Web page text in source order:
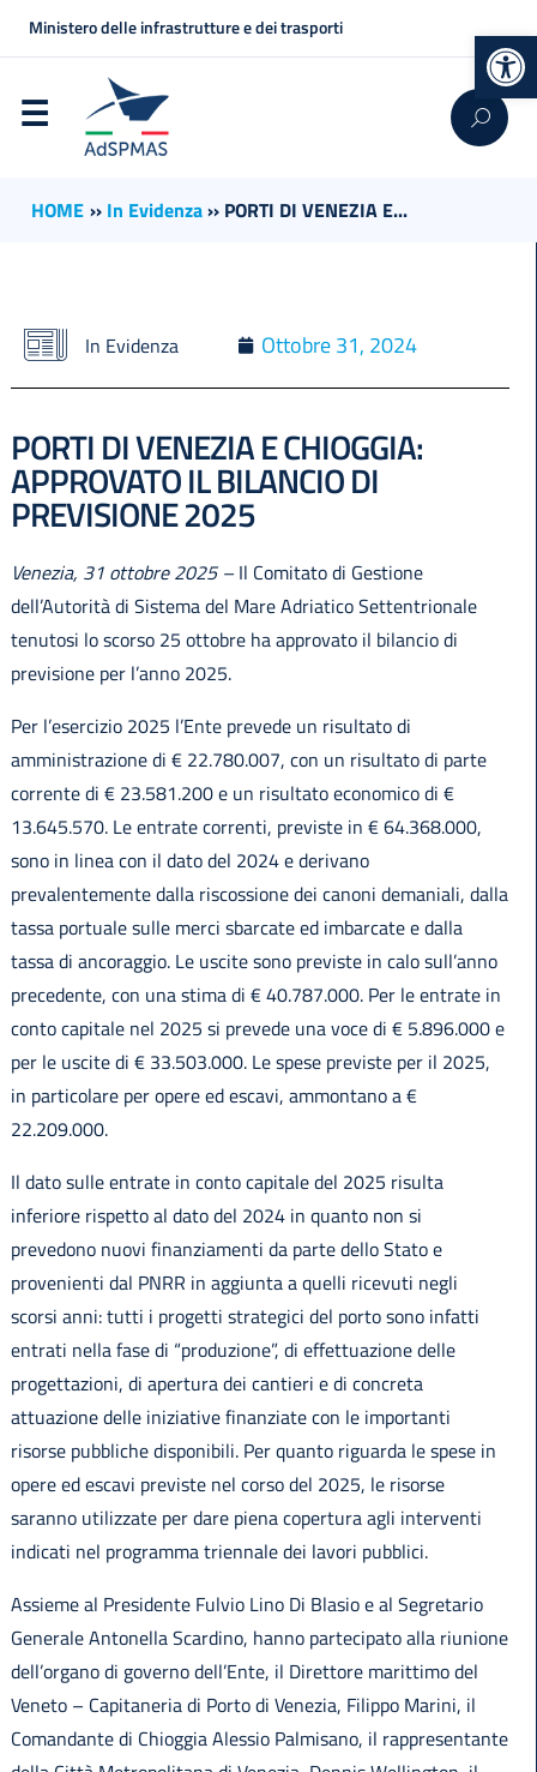
Ministero delle infrastrutture e dei trasporti
HOME ›› In Evidenza›› PORTI DI VENEZIA E...
In Evidenza Ottobre 31, 2024
PORTI DI VENEZIA E CHIOGGIA:
APPROVATO IL BILANCIO DI
PREVISIONE 2025
Venezia, 31 ottobre 2025 –Il Comitato di Gestione
dell’Autorità di Sistema del Mare Adriatico Settentrionale
tenutosi lo scorso 25 ottobre ha approvato il bilancio di
previsione per l’anno 2025.
Per l’esercizio 2025 l’Ente prevede un risultato di
amministrazione di € 22.780.007, con un risultato di parte
corrente di € 23.581.200 e un risultato economico di €
13.645.570. Le entrate correnti, previste in € 64.368.000,
sono in linea con il dato del 2024 e derivano
prevalentemente dalla riscossione dei canoni demaniali, dalla
tassa portuale sulle merci sbarcate ed imbarcate e dalla
tassa di ancoraggio. Le uscite sono previste in calo sull’anno
precedente, con una stima di € 40.787.000. Per le entrate in
conto capitale nel 2025 si prevede una voce di € 5.896.000 e
per le uscite di € 33.503.000. Le spese previste per il 2025,
in particolare per opere ed escavi, ammontano a €
22.209.000.
Il dato sulle entrate in conto capitale del 2025 risulta
inferiore rispetto al dato del 2024 in quanto non si
prevedono nuovi finanziamenti da parte dello Stato e
provenienti dal PNRR in aggiunta a quelli ricevuti negli
scorsi anni: tutti i progetti strategici del porto sono infatti
entrati nella fase di “produzione”, di effettuazione delle
progettazioni, di apertura dei cantieri e di concreta
attuazione delle iniziative finanziate con le importanti
risorse pubbliche disponibili. Per quanto riguarda le spese in
opere ed escavi previste nel corso del 2025, le risorse
saranno utilizzate per dare piena copertura agli interventi
indicati nel programma triennale dei lavori pubblici.
Assieme al Presidente Fulvio Lino Di Blasio e al Segretario
Generale Antonella Scardino, hanno partecipato alla riunione
dell’organo di governo dell’Ente, il Direttore marittimo del
Veneto – Capitaneria di Porto di Venezia, Filippo Marini, il
Comandante di Chioggia Alessio Palmisano, il rappresentante